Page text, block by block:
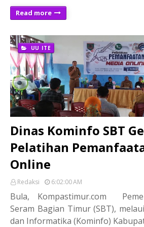
Read more
UU ITE
Dinas Kominfo SBT
Pelatihan
Online
Redaksi 6:02:00 AM
Bula, Kompastimur.com
Seram Bagian Timur (SBT),
dan Informatika (Kominfo)